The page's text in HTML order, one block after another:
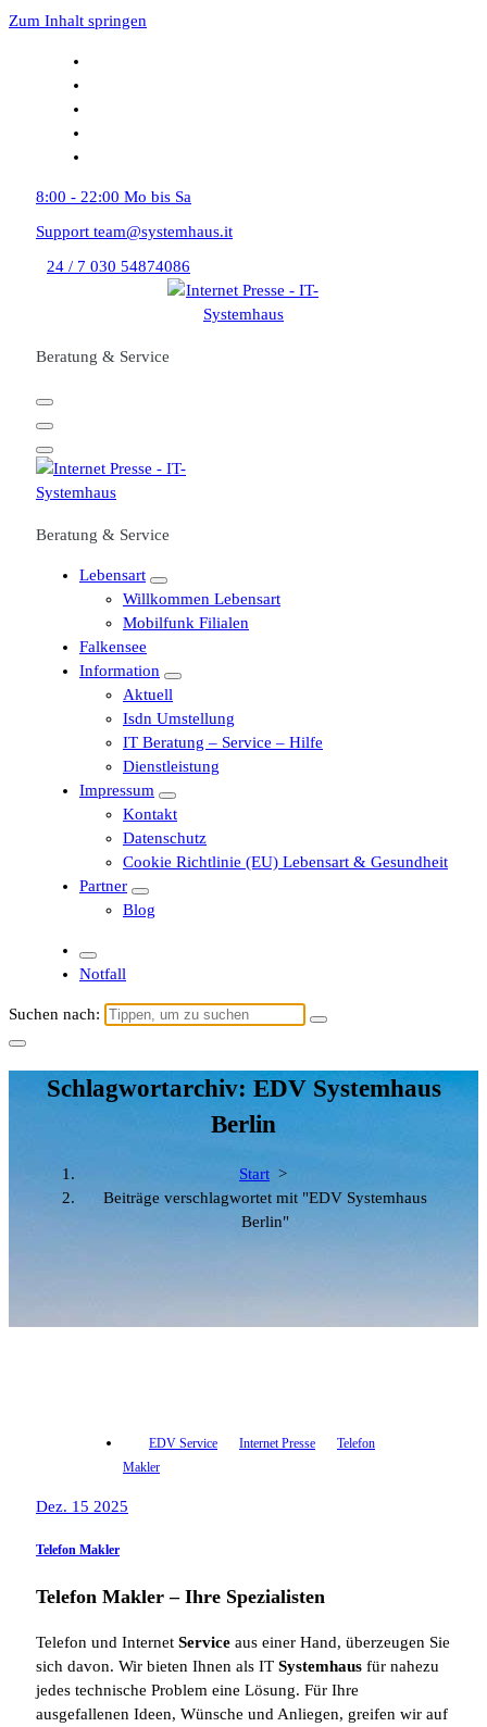
Zum Inhalt springen
8:00 - 22:00 Mo bis Sa
Support team@systemhaus.it
24 / 7 030 54874086
Beratung & Service
Beratung & Service
Lebensart
Willkommen Lebensart
Mobilfunk Filialen
Falkensee
Information
Aktuell
Isdn Umstellung
IT Beratung – Service – Hilfe
Dienstleistung
Impressum
Kontakt
Datenschutz
Cookie Richtlinie (EU) Lebensart & Gesundheit
Partner
Blog
Notfall
Suchen nach:
Schlagwortarchiv: EDV Systemhaus
Berlin
Start >
Beiträge verschlagwortet mit "EDV Systemhaus
Berlin"
EDV Service Internet Presse
Telefon
Makler
Dez. 15 2025
Telefon Makler
Telefon Makler – Ihre Spezialisten
Telefon und Internet Service aus einer Hand, überzeugen Sie
sich davon. Wir bieten Ihnen als IT Systemhaus für nahezu
jedes technische Problem eine Lösung. Für Ihre
ausgefallenen Ideen, Wünsche und Anliegen, greifen wir auf